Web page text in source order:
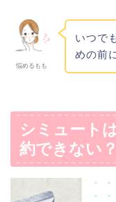
悩めるもも
いつで
めの前
シミュート
約できない？